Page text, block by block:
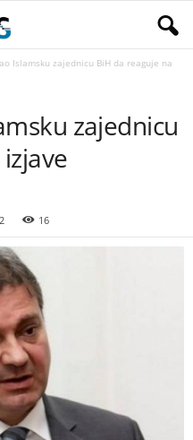
Islamsku zajednicu BiH da reaguje na
zajednicu
16